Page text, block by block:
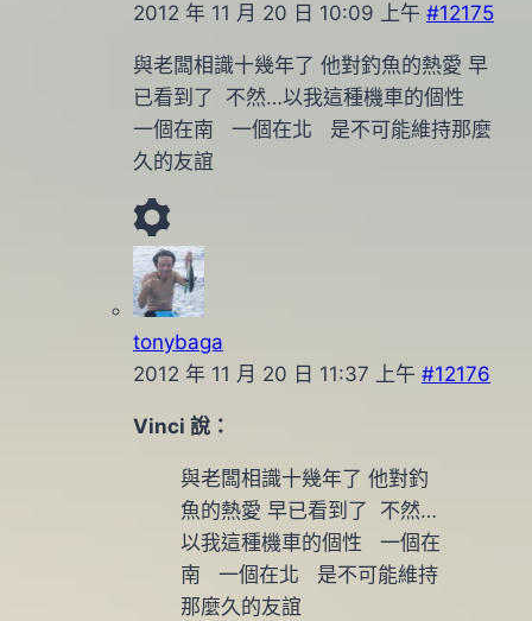
2012 年 11 月 20 日 10:09 上午 #12175
與老闆相識十幾年了 他對釣魚的熱愛 早
已看到了 不然…以我這種機車的個性
一個在南 一個在北 是不可能維持那麼
久的友誼
tonybaga
2012 年 11 月 20 日 11:37 上午 #12176
Vinci 說：
與老闆相識十幾年了 他對釣
魚的熱愛 早已看到了 不然…
以我這種機車的個性 一個在
南 一個在北 是不可能維持
那麼久的友誼